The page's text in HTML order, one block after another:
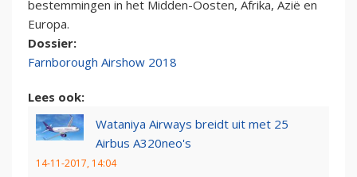
bestemmingen in het Midden-Oosten, Afrika, Azië en
Europa.
Dossier:
Farnborough Airshow 2018
Lees ook:
Wataniya Airways breidt uit met 25
Airbus A320neo's
14-11-2017, 14:04